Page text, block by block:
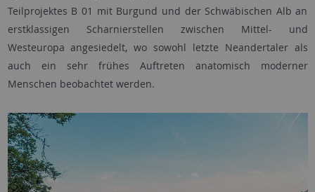
Teilprojektes B 01 mit Burgund und der Schwäbischen Alb an
erstklassigen Scharnierstellen zwischen Mittel- und
Westeuropa angesiedelt, wo sowohl letzte Neandertaler als
auch ein sehr frühes Auftreten anatomisch moderner
Menschen beobachtet werden.